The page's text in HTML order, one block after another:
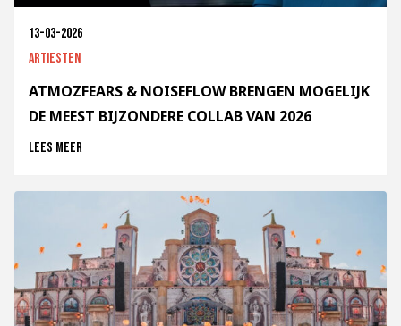
13-03-2026
Artiesten
ATMOZFEARS & NOISEFLOW BRENGEN MOGELIJK
DE MEEST BIJZONDERE COLLAB VAN 2026
Lees meer